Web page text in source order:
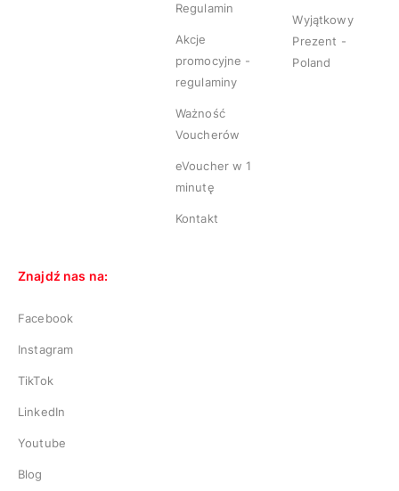
Regulamin
Akcje
promocyjne -
regulaminy
Ważność
Voucherów
eVoucher w 1
minutę
Kontakt
Wyjątkowy
Prezent -
Poland
Znajdź nas na:
Facebook
Instagram
TikTok
LinkedIn
Youtube
Blog